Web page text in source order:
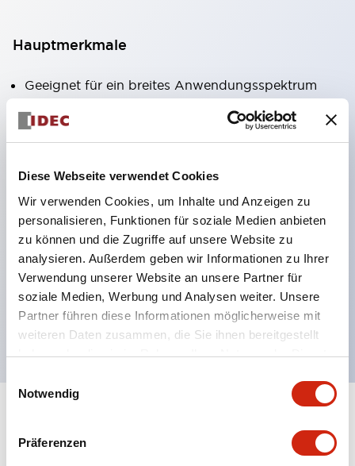
Diese Webseite verwendet Cookies
Wir verwenden Cookies, um Inhalte und Anzeigen zu
personalisieren, Funktionen für soziale Medien anbieten
zu können und die Zugriffe auf unsere Website zu
analysieren. Außerdem geben wir Informationen zu Ihrer
Verwendung unserer Website an unsere Partner für
soziale Medien, Werbung und Analysen weiter. Unsere
Partner führen diese Informationen möglicherweise mit
weiteren Daten zusammen, die Sie ihnen bereitgestellt
haben oder die sie im Rahmen Ihrer Nutzung der Dienste
Notwendig
Präferenzen
Hauptmerkmale
Geeignet für ein breites Anwendungsspektrum
von der Konsumelektronik bis zum FA-Bereich
LED-Beleuchtungseinheit mit integriertem
LED-Lampenkörper
Schutzarten IP40 und IP65 vollständig verfügbar
(IEC 60529)
UL- und CSA-zertifiziert. Entspricht EN (Europa)
Normen. CCC-zertifiziert (außer Anzeigeleuchten).
Mit speziellem Zubehör leicht auf Φ22 Flash-
Silhouette umstellbar